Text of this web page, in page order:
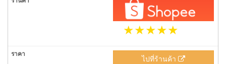
ไปที่ร้านค้า